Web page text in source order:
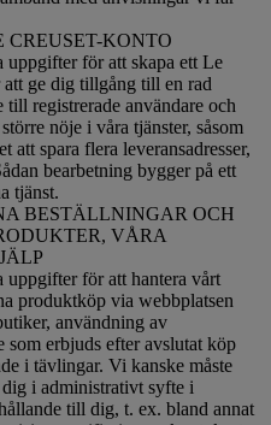
CREUSET-KONTO
uppgifter för att skapa ett Le
ge dig tillgång till en rad
till registrerade användare och
nöje i våra tjänster, såsom
att spara flera leveransadresser,
bearbetning bygger på ett
tjänst.
BESTÄLLNINGAR OCH
VÅRA
för att hantera vårt
produktköp via webbplatsen
användning av
som erbjuds efter avslutat köp
i tävlingar. Vi kanske måste
i administrativt syfte i
till dig, t. ex. bland annat